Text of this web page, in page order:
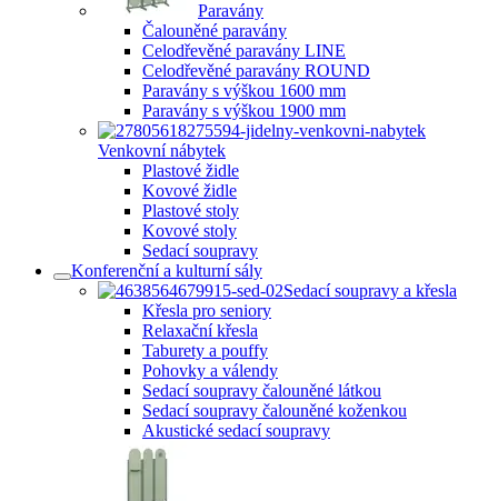
Paravány
Čalouněné paravány
Celodřevěné paravány LINE
Celodřevěné paravány ROUND
Paravány s výškou 1600 mm
Paravány s výškou 1900 mm
Venkovní nábytek
Plastové židle
Kovové židle
Plastové stoly
Kovové stoly
Sedací soupravy
Konferenční a kulturní sály
Sedací soupravy a křesla
Křesla pro seniory
Relaxační křesla
Taburety a pouffy
Pohovky a válendy
Sedací soupravy čalouněné látkou
Sedací soupravy čalouněné koženkou
Akustické sedací soupravy